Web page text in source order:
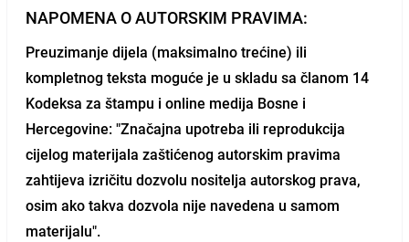
NAPOMENA O AUTORSKIM PRAVIMA:
Preuzimanje dijela (maksimalno trećine) ili
kompletnog teksta moguće je u skladu sa članom 14
Kodeksa za štampu i online medija Bosne i
Hercegovine: "Značajna upotreba ili reprodukcija
cijelog materijala zaštićenog autorskim pravima
zahtijeva izričitu dozvolu nositelja autorskog prava,
osim ako takva dozvola nije navedena u samom
materijalu".